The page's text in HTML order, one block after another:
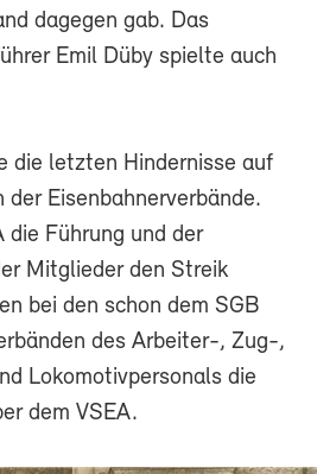
dagegen gab. Das
Emil Düby spielte auch
die letzten Hindernisse auf
der Eisenbahnerverbände.
die Führung und der
Mitglieder den Streik
bei den schon dem SGB
des Arbeiter-, Zug-,
Lokomotivpersonals die
dem VSEA.